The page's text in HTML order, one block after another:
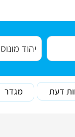
דעת מגדר